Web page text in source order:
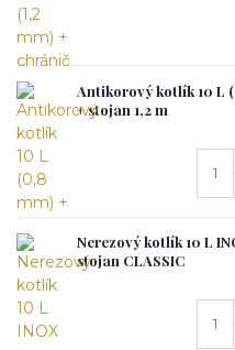
Antikorový kotlík 10 L
+ stojan 1,2 m
Nerezový kotlík 10 L
stojan CLASSIC